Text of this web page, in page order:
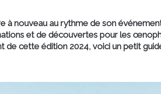
à nouveau au rythme de son
et de découvertes pour les
de cette édition 2024, voici un petit